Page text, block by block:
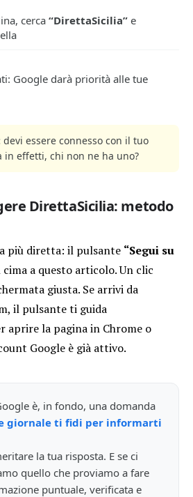
cerca “DirettaSicilia” e
Google darà priorità alle tue
devi essere connesso con il tuo
in effetti, chi non ne ha uno?
DirettaSicilia: metodo
più diretta: il pulsante “Segui su
a questo articolo. Un clic
giusta. Se arrivi da
il pulsante ti guida
aprire la pagina in Chrome o
Google è già attivo.
è, in fondo, una domanda
giornale ti fidi per informarti
la tua risposta. E se ci
quello che proviamo a fare
puntuale, verificata e